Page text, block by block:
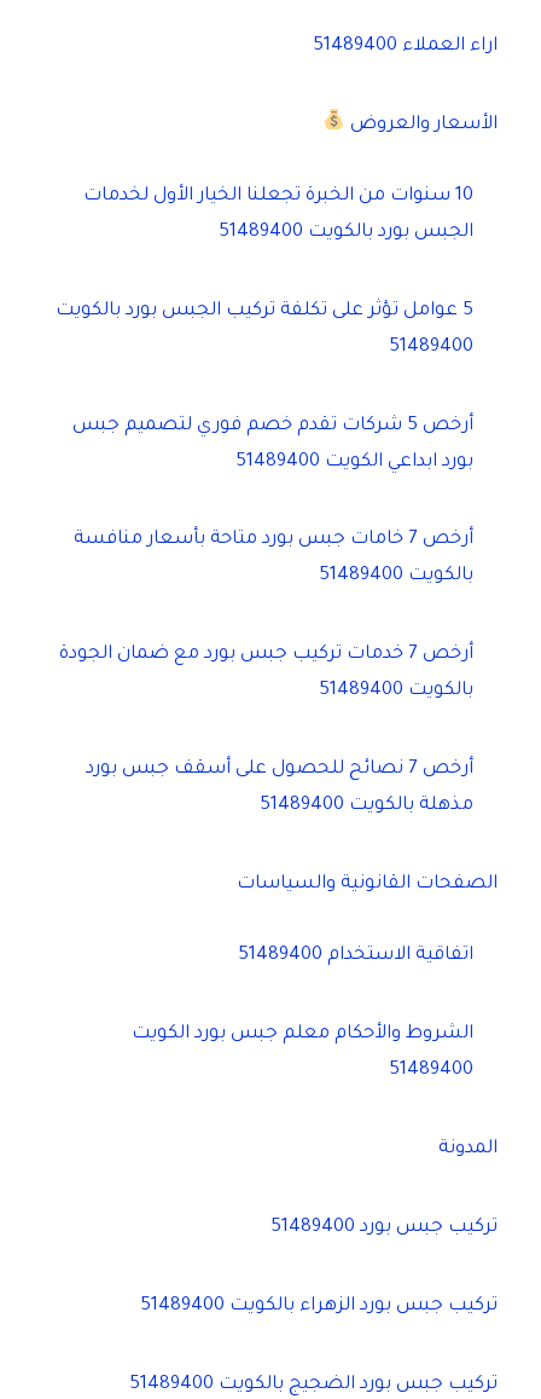
اراء العملاء 51489400
الأسعار والعروض
10 سنوات من الخبرة تجعلنا الخيار الأول لخدمات
الجبس بورد بالكويت 51489400
5 عوامل تؤثر على تكلفة تركيب الجبس بورد بالكويت
51489400
أرخص 5 شركات تقدم خصم فوري لتصميم جبس
بورد ابداعي الكويت 51489400
أرخص 7 خامات جبس بورد متاحة بأسعار منافسة
بالكويت 51489400
أرخص 7 خدمات تركيب جبس بورد مع ضمان الجودة
بالكويت 51489400
أرخص 7 نصائح للحصول على أسقف جبس بورد
مذهلة بالكويت 51489400
الصفحات القانونية والسياسات
اتفاقية الاستخدام 51489400
الشروط والأحكام معلم جبس بورد الكويت
51489400
المدونة
تركيب جبس بورد 51489400
تركيب جبس بورد الزهراء بالكويت 51489400
تركيب جبس بورد الضجيج بالكويت 51489400